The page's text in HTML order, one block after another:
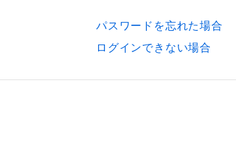
パスワードを忘れた場合
ログインできない場合